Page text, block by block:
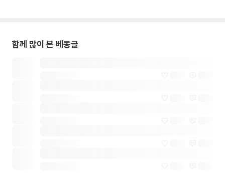
함께 많이 본 베동글